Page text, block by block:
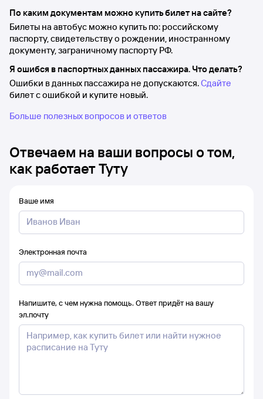
По каким документам можно купить билет на сайте?
Билеты на автобус можно купить по: российскому
паспорту, свидетельству о рождении, иностранному
документу, заграничному паспорту РФ.
Я ошибся в паспортных данных пассажира. Что делать?
Ошибки в данных пассажира не допускаются.Сдайте
билет с ошибкой и купите новый.
Больше полезных вопросов и ответов
Отвечаем на ваши вопросы о том,
как работает Туту
Ваше имя
Электронная почта
Напишите, с чем нужна помощь. Ответ придёт на вашу
эл.почту